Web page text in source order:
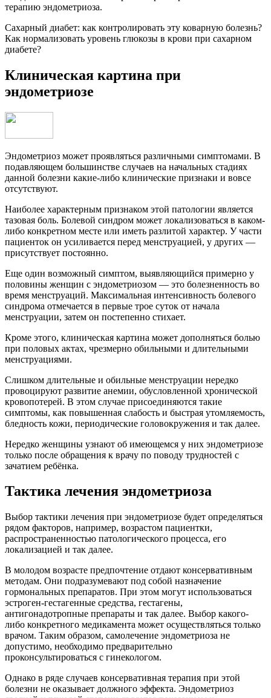
терапию эндометриоза.
Сахарный диабет: как контролировать эту коварную болезнь?
Как нормализовать уровень глюкозы в крови при сахарном
диабете?
Клиническая картина при
эндометриозе
Эндометриоз может проявляться различными симптомами. В
подавляющем большинстве случаев на начальных стадиях
данной болезни какие-либо клинические признаки и вовсе
отсутствуют.
Наиболее характерным признаком этой патологии является
тазовая боль. Болевой синдром может локализоваться в каком-
либо конкретном месте или иметь разлитой характер. У части
пациенток он усиливается перед менструацией, у других —
присутствует постоянно.
Еще один возможный симптом, выявляющийся примерно у
половины женщин с эндометриозом — это болезненность во
время менструаций. Максимальная интенсивность болевого
синдрома отмечается в первые трое суток от начала
менструации, затем он постепенно стихает.
Кроме этого, клиническая картина может дополняться болью
при половых актах, чрезмерно обильными и длительными
менструациями.
Слишком длительные и обильные менструации нередко
провоцируют развитие анемии, обусловленной хронической
кровопотерей. В этом случае присоединяются такие
симптомы, как повышенная слабость и быстрая утомляемость,
бледность кожи, периодические головокружения и так далее.
Нередко женщины узнают об имеющемся у них эндометриозе
только после обращения к врачу по поводу трудностей с
зачатием ребёнка.
Тактика лечения эндометриоза
Выбор тактики лечения при эндометриозе будет определяться
рядом факторов, например, возрастом пациентки,
распространенностью патологического процесса, его
локализацией и так далее.
В молодом возрасте предпочтение отдают консервативным
методам. Они подразумевают под собой назначение
гормональных препаратов. При этом могут использоваться
эстроген-гестагенные средства, гестагены,
антигонадотропные препараты и так далее. Выбор какого-
либо конкретного медикамента может осуществляться только
врачом. Таким образом, самолечение эндометриоза не
допустимо, необходимо предварительно
проконсультироваться с гинекологом.
Однако в ряде случаев консервативная терапия при этой
болезни не оказывает должного эффекта. Эндометриоз